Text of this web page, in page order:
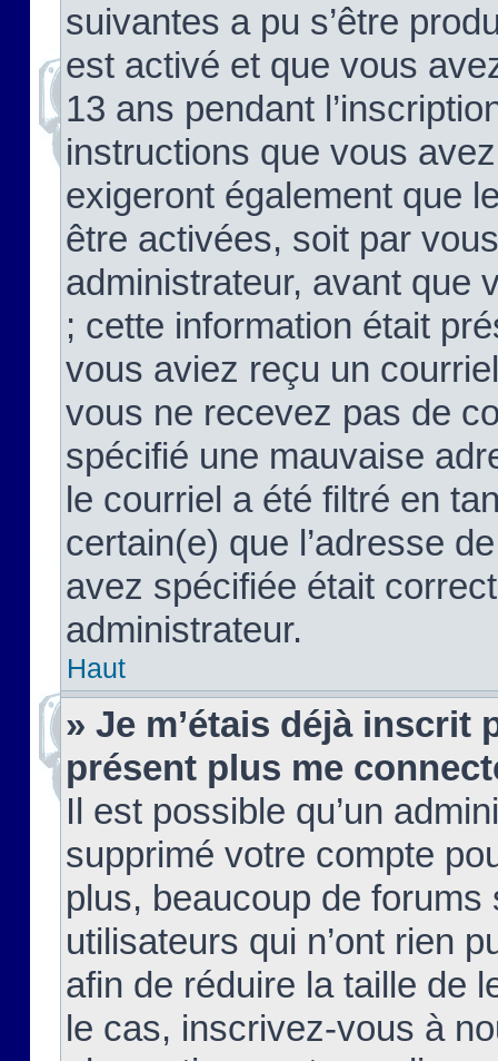
suivantes a pu s’être
est activé et que vous
13 ans pendant
instructions que vous
exigeront également que
être activées, soit par
administrateur, avant que
; cette information était
vous aviez reçu un
vous ne recevez pas de
spécifié une mauvaise
le courriel a été filtré en
certain(e) que l’adresse
avez spécifiée était
administrateur.
Haut
» Je m’étais déjà inscrit
présent plus me
Il est possible qu’un
supprimé votre compte
plus, beaucoup de
utilisateurs qui n’ont rien
afin de réduire la taille de
le cas, inscrivez-vous à